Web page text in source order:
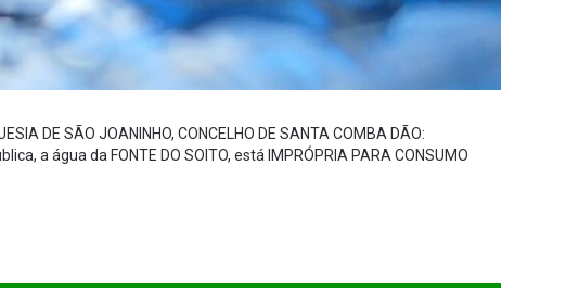
DE SÃO JOANINHO, CONCELHO DE SANTA COMBA DÃO:
a água da FONTE DO SOITO, está IMPRÓPRIA PARA CONSUMO